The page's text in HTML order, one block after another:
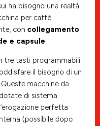
ha bisogno una realtà
per caffè
con collegamento
e capsule.
tre tasti programmabili
il bisogno di un
macchine da
di sistema
perfetta
(possibile dopo